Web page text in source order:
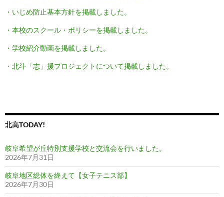
・いじめ防止基本方針を掲載しました。
・本校のスクール・ポリシーを掲載しました。
・学校紹介動画を掲載しました。
・ 北斗「志」援プロジェクトについて掲載しました。
北高TODAY!
岐阜希望が丘特別支援学校と交流会を行いました。
2026年7月31日
岐阜地区総体を終えて【女子テニス部】
2026年7月30日